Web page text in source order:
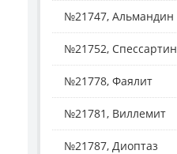
№21747, Альмандин
№21752, Спессартин
№21778, Фаялит
№21781, Виллемит
№21787, Диоптаз